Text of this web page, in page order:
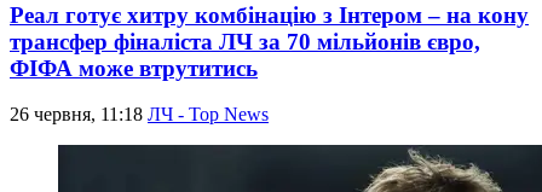
Реал готує хитру комбінацію з Інтером – на кону
трансфер фіналіста ЛЧ за 70 мільйонів євро,
ФІФА може втрутитись
26 червня, 11:18 ЛЧ - Top News